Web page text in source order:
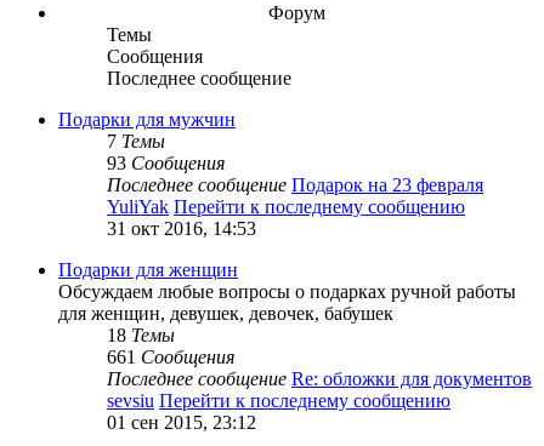
Форум
Темы
Сообщения
Последнее сообщение
Подарки для мужчин
7 Темы
93 Сообщения
Последнее сообщение Подарок на 23 февраля
YuliYak Перейти к последнему сообщению
31 окт 2016, 14:53
Подарки для женщин
Обсуждаем любые вопросы о подарках ручной работы
для женщин, девушек, девочек, бабушек
18 Темы
661 Сообщения
Последнее сообщение Re: обложки для документов
sevsiu Перейти к последнему сообщению
01 сен 2015, 23:12